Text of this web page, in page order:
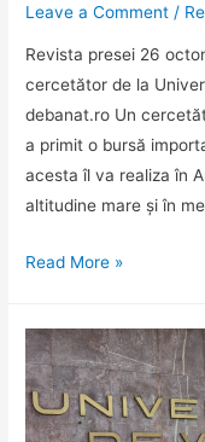
Leave a Comment /
Revista presei 26
cercetător de la
debanat.ro Un
a primit o bursă
acesta îl va realiza în
altitudine mare și în
Revista
octombrie
2018
Read More »